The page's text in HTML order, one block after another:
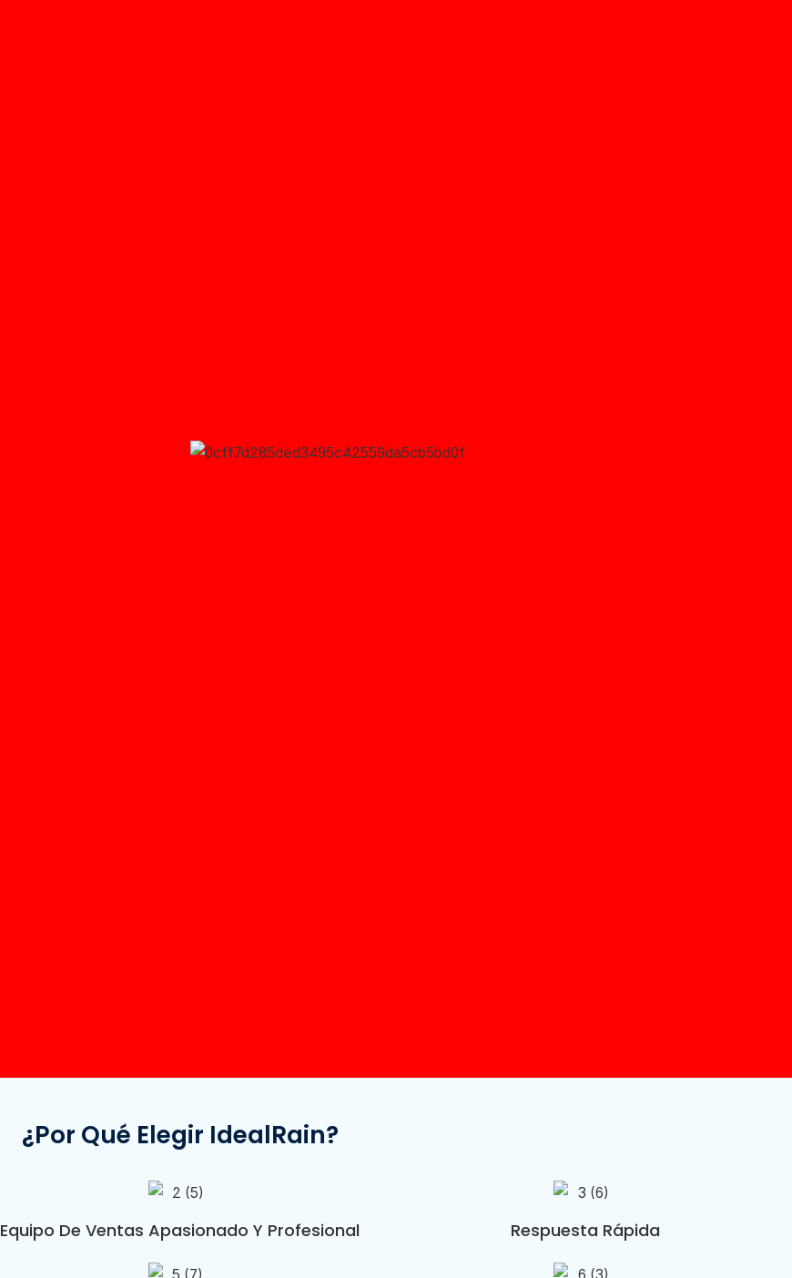
¿Por Qué Elegir IdealRain?
Equipo De Ventas Apasionado Y Profesional Respuesta Rápida